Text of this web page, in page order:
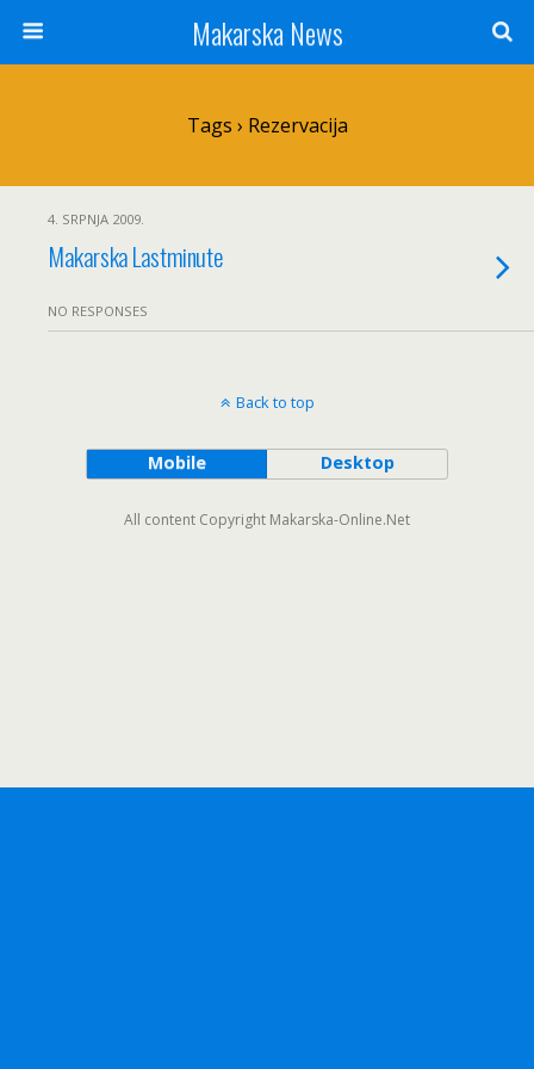
Makarska News
Tags › Rezervacija
4. SRPNJA 2009.
Makarska Lastminute
NO RESPONSES
Back to top
Mobile Desktop
All content Copyright Makarska-Online.Net